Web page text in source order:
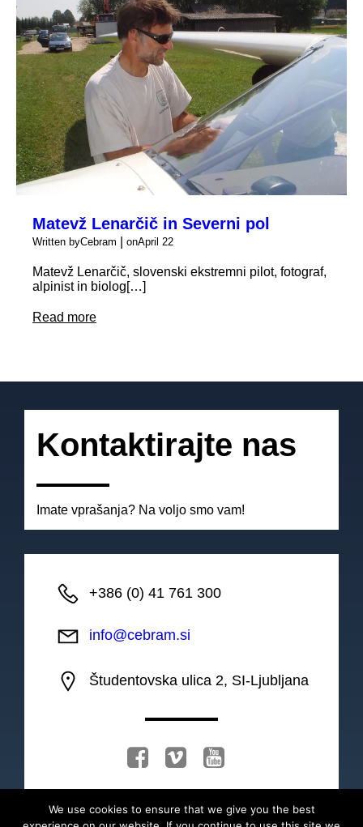
Matevž Lenarčič in Severni pol
Written byCebram onApril 22
Matevž Lenarčič, slovenski ekstremni pilot, fotograf,
alpinist in biolog[…]
Read more
Kontaktirajte nas
Imate vprašanja? Na voljo smo vam!
+386 (0) 41 761 300
info@cebram.si
Študentovska ulica 2, SI-Ljubljana
We use cookies to ensure that we give you the best